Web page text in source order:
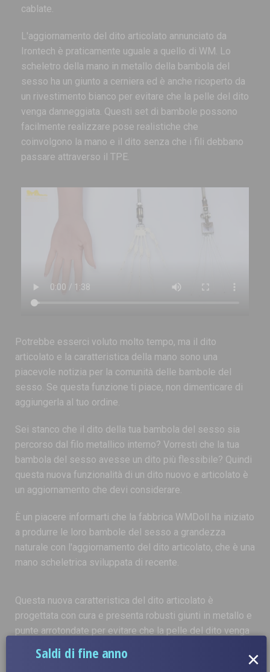
cablate.
L'aggiornamento del dito articolato annunciato da
Irontech è praticamente uguale a quello di WM. Lo
scheletro della mano in metallo della bambola del
sesso ha un giunto a cerniera ed è anche ricoperto da
un rivestimento bianco per evitare che la pelle del dito
venga danneggiata. Questi set di bambole possono
facilmente realizzare pose realistiche che
coinvolgono la mano e il dito senza che i fili debbano
passare attraverso il TPE.
Potrebbe esserci voluto molto tempo, ma il dito
articolato e la caratteristica della mano sono una
piacevole notizia per la comunità delle bambole del
sesso. Se questa funzione ti piace, non dimenticare di
aggiungerla al tuo ordine.
Sei stanco che il dito della tua bambola del sesso sia
percorso dal filo metallico interno? Vorresti che la tua
bambola del sesso avesse un dito più flessibile? Quindi
questa nuova funzionalità di un dito nuovo e articolato è
un aggiornamento che devi considerare.
È un piacere informarti che la fabbrica WMDoll ha iniziato
a produrre le loro bambole del sesso a grandezza
naturale con l'aggiornamento del dito articolato, che è una
mano scheletrica sviluppata di recente.
Questa nuova caratteristica del dito articolato è
progettata con cura e presenta robusti giunti in metallo e
punte arrotondate per evitare che la pelle del dito venga
facilmente perforata. La parte migliore di questo; questa
nuova funzione consente alla bambola del sesso di
Saldi di fine anno ×